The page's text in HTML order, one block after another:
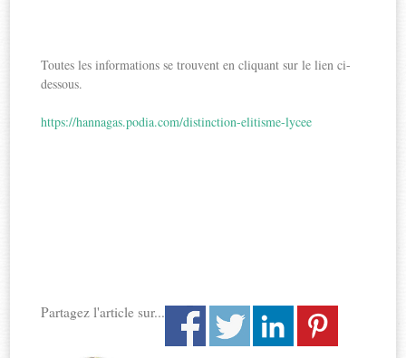
Toutes les informations se trouvent en cliquant sur le lien ci-
dessous.
https://hannagas.podia.com/distinction-elitisme-lycee
Partagez l'article sur...